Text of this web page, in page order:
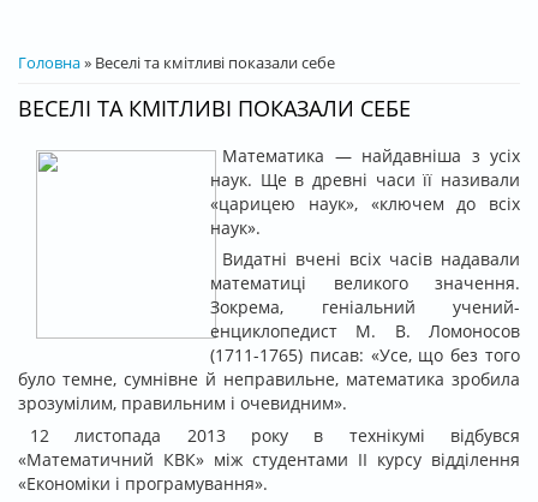
ВИ Є ТУТ
Головна» Веселі та кмітливі показали себе
ВЕСЕЛІ ТА КМІТЛИВІ ПОКАЗАЛИ СЕБЕ
Математика — найдавніша з усіх
наук. Ще в древні часи її називали
«царицею наук», «ключем до всіх
наук».
Видатні вчені всіх часів надавали
математиці великого значення.
Зокрема, геніальний учений-
енциклопедист М. В. Ломоносов
(1711-1765) писав: «Усе, що без того
було темне, сумнівне й неправильне, математика зробила
зрозумілим, правильним і очевидним».
12 листопада 2013 року в технікумі відбувся
«Математичний КВК» між студентами ІІ курсу відділення
«Економіки і програмування».